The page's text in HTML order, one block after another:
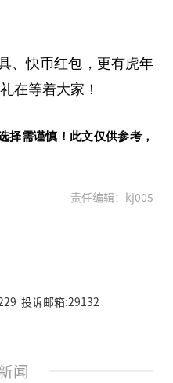
、快币红包，更有虎年
在等着大家！
择需谨慎！此文仅供参考，
责任编辑：kj005
投诉邮箱:29132
闻